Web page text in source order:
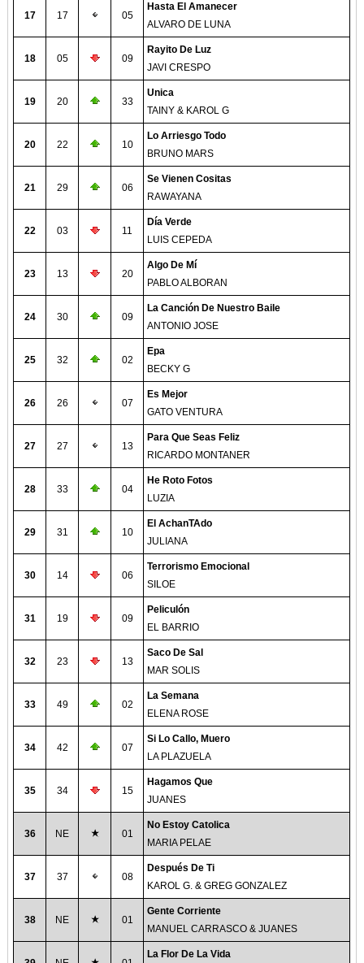
17 17 05
Hasta El Amanecer
ALVARO DE LUNA
18 05 09
Rayito De Luz
JAVI CRESPO
19 20 33
Unica
TAINY & KAROL G
20 22 10
Lo Arriesgo Todo
BRUNO MARS
21 29 06
Se Vienen Cositas
RAWAYANA
22 03 11
Día Verde
LUIS CEPEDA
23 13 20
Algo De Mí
PABLO ALBORAN
24 30 09
La Canción De Nuestro Baile
ANTONIO JOSE
25 32 02
Epa
BECKY G
26 26 07
Es Mejor
GATO VENTURA
27 27 13
Para Que Seas Feliz
RICARDO MONTANER
28 33 04
He Roto Fotos
LUZIA
29 31 10
El AchanTAdo
JULIANA
30 14 06
Terrorismo Emocional
SILOE
31 19 09
Peliculón
EL BARRIO
32 23 13
Saco De Sal
MAR SOLIS
33 49 02
La Semana
ELENA ROSE
34 42 07
Si Lo Callo, Muero
LA PLAZUELA
35 34 15
Hagamos Que
JUANES
36 NE 01
No Estoy Catolica
MARIA PELAE
37 37 08
Después De Ti
KAROL G. & GREG GONZALEZ
38 NE 01
Gente Corriente
MANUEL CARRASCO & JUANES
La Flor De La Vida